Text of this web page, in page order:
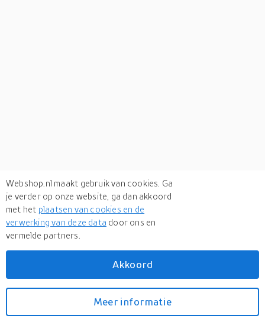
gerelateerde categorieën
Fietsen
Webshop.nl maakt gebruik van cookies. Ga
je verder op onze website, ga dan akkoord
met het plaatsen van cookies en de
verwerking van deze data door ons en
vermelde partners.
Akkoord
Meer informatie